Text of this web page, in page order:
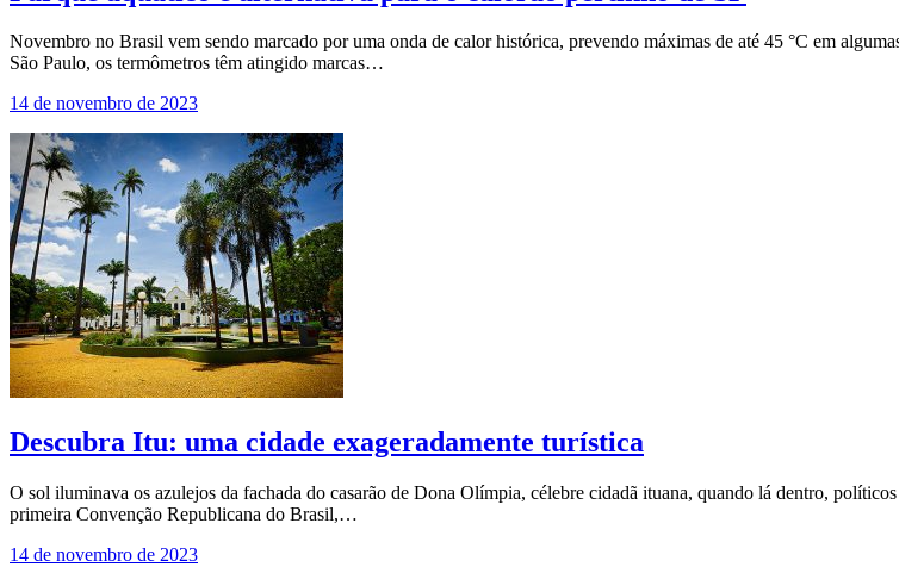
Novembro no Brasil vem sendo marcado por uma onda de calor histórica, prevendo máximas de até 45 °C em
São Paulo, os termômetros têm atingido marcas…
14 de novembro de 2023
Descubra Itu: uma cidade exageradamente turística
O sol iluminava os azulejos da fachada do casarão de Dona Olímpia, célebre cidadã ituana, quando lá dentro,
primeira Convenção Republicana do Brasil,…
14 de novembro de 2023